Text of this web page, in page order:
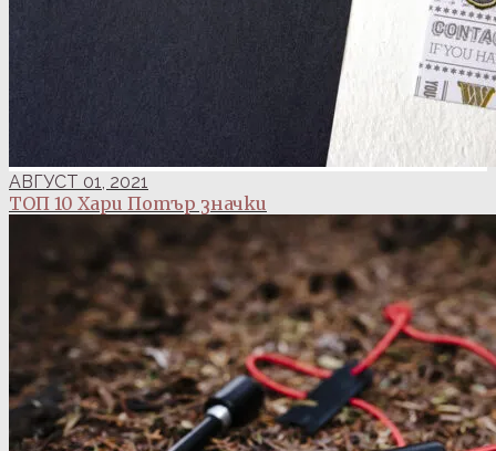
АВГУСТ 01, 2021
ТОП 10 Хари Потър значки